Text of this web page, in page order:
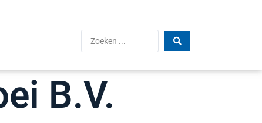
B.V.